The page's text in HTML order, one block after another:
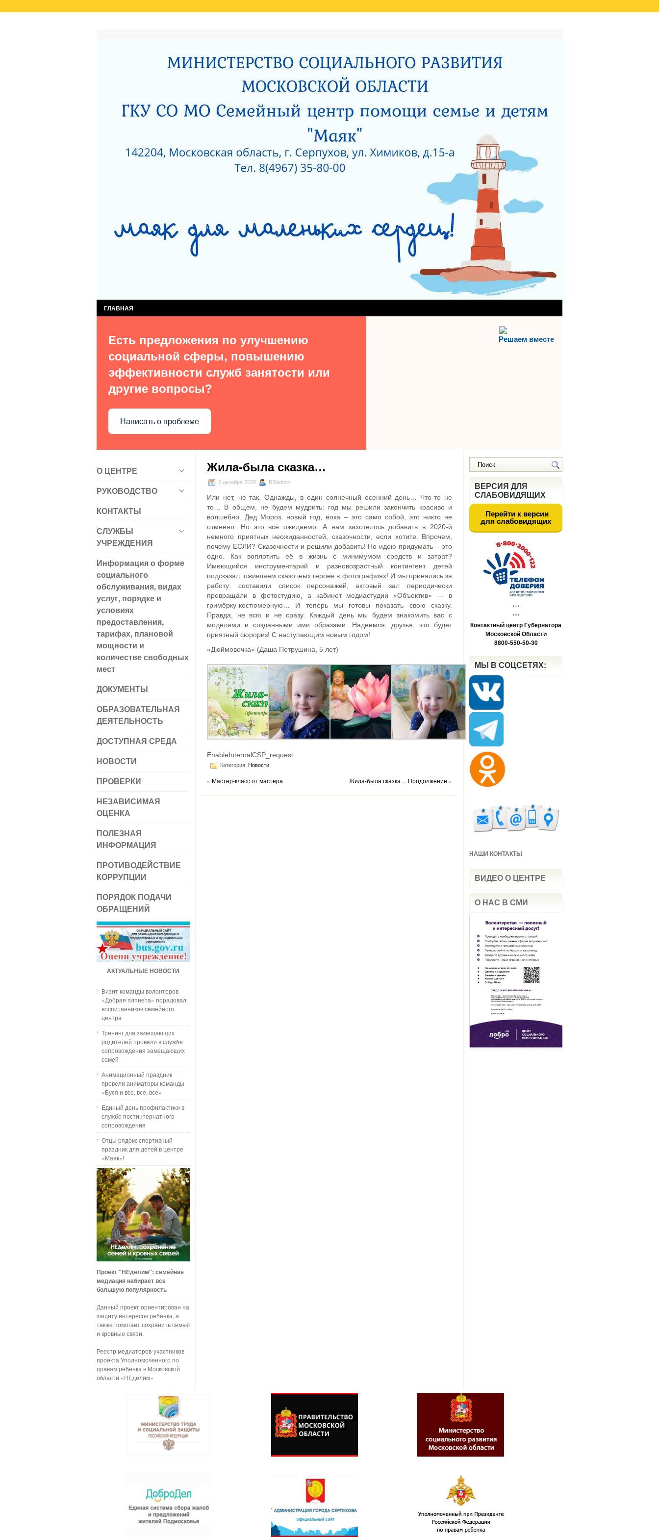
РОДИТЕЛЯМ О ПОЗИТИВНОМ МЫШЛЕНИИ РОДИТЕЛЯМ О ПОЗИТИВНОМ МЫШЛЕНИИ
АКТ ПРОВЕРКИ СЕРПУХОВСКОЙ ГОРОДСКОЙ ПРОКУРАТУРЫ САНИТАРНО — ЭПИДЕМИОЛОГИЧЕСКОЕ ЗАКЛЮЧЕНИЕ ВИДЕО
ПОЛОЖЕНИЕ О ПОПЕЧИТЕЛЬСКОМ СОВЕТЕ ПРИ ГКУСО МО «СЕРПУХОВСКИЙ ГОРОДСКОЙ СОЦИАЛЬНО-РЕАБИЛИТАЦИОННЫЙ ЦЕНТР ДЛЯ
ЗИМНИЕ ЗАБАВЫ ЧТО НУЖНО ЗНАТЬ О КОРРУПЦИИ ЛИЦЕНЗИЯ НА ОСУЩЕСТВЛЕНИЕ МЕДИЦИНСКОЙ ДЕЯТЕЛЬНОСТИ
КАК ЗАЩИТИТЬ РЕБЕНКА ОТ ПАДЕНИЯ ИЗ ОКНА? КАК ЗАЩИТИТЬ РЕБЕНКА ОТ ПАДЕНИЯ ИЗ ОКНА?
ЧТО НУЖНО ЗНАТЬ О КОРРУПЦИИ?
НЕЗАВИСИМАЯ ОЦЕНКА КАЧЕСТВА РАБОТЫ УЧРЕЖДЕНИЙ СОЦИАЛЬНОГО ОБСЛУЖИВАНИЯ, ПОДВЕДОМСТВЕННЫХ МИНИСТЕРСТВУ СОЦИАЛЬНОГО
ДОРОЖНАЯ КАРТА «ПО УЛУЧШЕНИЮ ОКАЗАНИЯ СОЦИАЛЬНЫХ УСЛУГ ПО РЕЗУЛЬТАТАМ НЕЗАВИСИМОЙ ОЦЕНКИ КАЧЕСТВА РАБОТЫ ГКУСО МО
«СЕРПУХОВСКИЙ ГОРОДСКОЙ СОЦИАЛЬНО-РЕАБИЛИТАЦИОННЫЙ ЦЕНТР ДЛЯ НЕСОВЕРШЕННОЛЕТНИХ» (2015 ГОД)
ЗАЩИТА ПРАВ ДЕТЕЙ
ПОРЯДОК ПОДАЧИ ОБРАЩЕНИЯ
СЛУЖБА КОМПЛЕКСНОЙ ПОМОЩИ ДЕТЯМ СЛУЖБА СОПРОВОЖДЕНИЯ ЗАМЕЩАЮЩИХ СЕМЕЙ #15513 (БЕЗ НАЗВАНИЯ)
СЛУЖБА ПОСТИНТЕРНАТНОГО СОПРОВОЖДЕНИЯ ВЫПУСКНИКОВ ИЗ ЧИСЛА ДЕТЕЙ-СИРОТ УЧАСТКОВАЯ СОЦИАЛЬНАЯ СЛУЖБА
ГЛАВНАЯ
Решаем вместе
Есть предложения по улучшению
социальной сферы, повышению
эффективности служб занятости или
другие вопросы?
Написать о проблеме
О ЦЕНТРЕ
РУКОВОДСТВО
КОНТАКТЫ
СЛУЖБЫ
УЧРЕЖДЕНИЯ
Информация о форме
социального
обслуживания, видах
услуг, порядке и
условиях
предоставления,
тарифах, плановой
мощности и
количестве свободных
мест
ДОКУМЕНТЫ
ОБРАЗОВАТЕЛЬНАЯ
ДЕЯТЕЛЬНОСТЬ
ДОСТУПНАЯ СРЕДА
НОВОСТИ
ПРОВЕРКИ
НЕЗАВИСИМАЯ
ОЦЕНКА
ПОЛЕЗНАЯ
ИНФОРМАЦИЯ
ПРОТИВОДЕЙСТВИЕ
КОРРУПЦИИ
ПОРЯДОК ПОДАЧИ
ОБРАЩЕНИЙ
АКТУАЛЬНЫЕ НОВОСТИ
Визит команды волонтеров
«Добрая плпнета» порадовал
воспитанников семейного
центра
Тренинг для замещающих
родителей провели в службе
сопровождения замещающих
семей
Анимационный праздник
провели аниматоры команды
«Буся и все, все, все»
Единый день профилактики в
службе постинтернатного
сопровождения
Отцы рядом: спортивный
праздник для детей в центре
«Маяк»!
Проект "НЕделим": семейная
медиация набирает все
большую популярность
Данный проект ориентирован на
защиту интересов ребенка, а
также помогает сохранить семью
и кровные связи.
Реестр медиаторов-участников
проекта Уполномоченного по
правам ребенка в Московской
области «НЕделим»
Жила-была сказка…
2 декабря 2020 RSadmin
Или нет, не так. Однажды, в один солнечный осенний день… Что-то не
то… В общем, не будем мудрить: год мы решили закончить красиво и
волшебно. Дед Мороз, новый год, ёлка – это само собой, это никто не
отменял. Но это всё ожидаемо. А нам захотелось добавить в 2020-й
немного приятных неожиданностей, сказочности, если хотите. Впрочем,
почему ЕСЛИ? Сказочности и решили добавить! Но идею придумать – это
одно. Как воплотить её в жизнь с минимумом средств и затрат?
Имеющийся инструментарий и разновозрастный контингент детей
подсказал: оживляем сказочных героев в фотографиях! И мы принялись за
работу: составили список персонажей, актовый зал периодически
превращали в фотостудию, а кабинет медиастудии «Объектив» — в
гримёрку-костюмерную… И теперь мы готовы показать свою сказку.
Правда, не всю и не сразу. Каждый день мы будем знакомить вас с
моделями и созданными ими образами. Надеемся, друзья, это будет
приятный сюрприз! С наступающим новым годом!
«Дюймовочка» (Даша Петрушина, 5 лет)
EnableInternalCSP_request
Категория: Новости
« Мастер-класс от мастера Жила-была сказка… Продолжение »
ВЕРСИЯ ДЛЯ
СЛАБОВИДЯЩИХ
Перейти к версии
для слабовидящих
***
***
Контактный центр Губернатора
Московской Области
8800-550-50-30
МЫ В СОЦСЕТЯХ:
НАШИ КОНТАКТЫ
ВИДЕО О ЦЕНТРЕ
О НАС В СМИ